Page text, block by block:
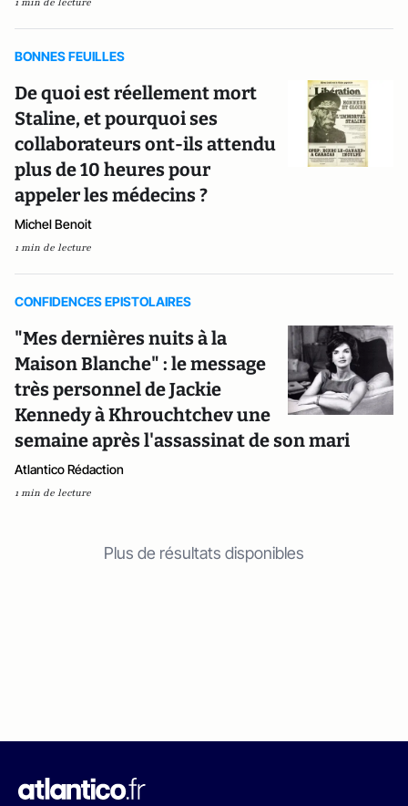
BONNES FEUILLES
De quoi est réellement mort
Staline, et pourquoi ses
collaborateurs ont-ils attendu
plus de 10 heures pour
appeler les médecins ?
Michel Benoit
1 min de lecture
CONFIDENCES EPISTOLAIRES
"Mes dernières nuits à la
Maison Blanche" : le message
très personnel de Jackie
Kennedy à Khrouchtchev une
semaine après l'assassinat de son mari
Atlantico Rédaction
1 min de lecture
Plus de résultats disponibles